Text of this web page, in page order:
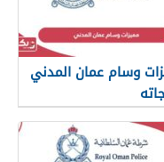
وسام عمان المدني